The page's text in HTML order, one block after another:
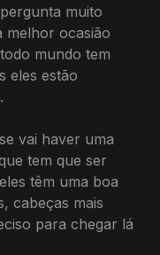
muito
melhor ocasião
mundo tem
eles estão
vai haver uma
tem que ser
têm uma boa
cabeças mais
para chegar lá